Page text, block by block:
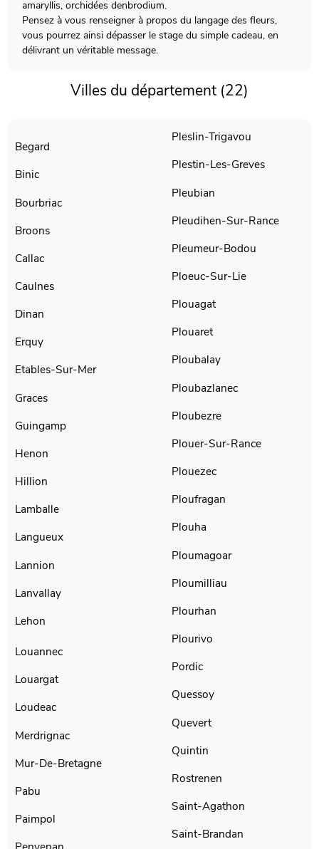
amaryllis, orchidées denbrodium.
Pensez à vous renseigner à propos du langage des fleurs,
vous pourrez ainsi dépasser le stage du simple cadeau, en
délivrant un véritable message.
Villes du département (22)
Begard
Binic
Bourbriac
Broons
Callac
Caulnes
Dinan
Erquy
Etables-Sur-Mer
Graces
Guingamp
Henon
Hillion
Lamballe
Langueux
Lannion
Lanvallay
Lehon
Louannec
Louargat
Loudeac
Merdrignac
Mur-De-Bretagne
Pabu
Paimpol
Pleslin-Trigavou
Plestin-Les-Greves
Pleubian
Pleudihen-Sur-Rance
Pleumeur-Bodou
Ploeuc-Sur-Lie
Plouagat
Plouaret
Ploubalay
Ploubazlanec
Ploubezre
Plouer-Sur-Rance
Plouezec
Ploufragan
Plouha
Ploumagoar
Ploumilliau
Plourhan
Plourivo
Pordic
Quessoy
Quevert
Quintin
Rostrenen
Saint-Agathon
Saint-Brandan